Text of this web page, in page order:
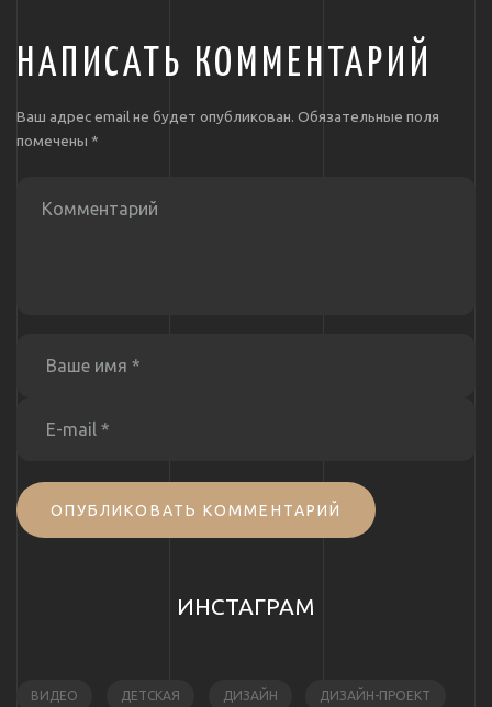
НАПИСАТЬ КОММЕНТАРИЙ
Ваш адрес email не будет опубликован. Обязательные поля
помечены *
ОПУБЛИКОВАТЬ КОММЕНТАРИЙ
ИНСТАГРАМ
ВИДЕО ДЕТСКАЯ ДИЗАЙН ДИЗАЙН-ПРОЕКТ